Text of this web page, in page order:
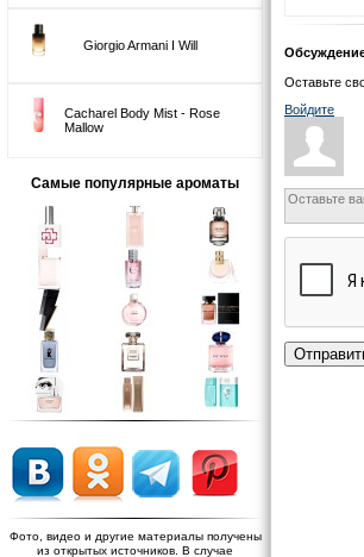
Giorgio Armani I Will
Cacharel Body Mist - Rose
Mallow
Самые популярные ароматы
Фото, видео и другие материалы получены
из открытых источников. В случае
Оставьте
Войдите